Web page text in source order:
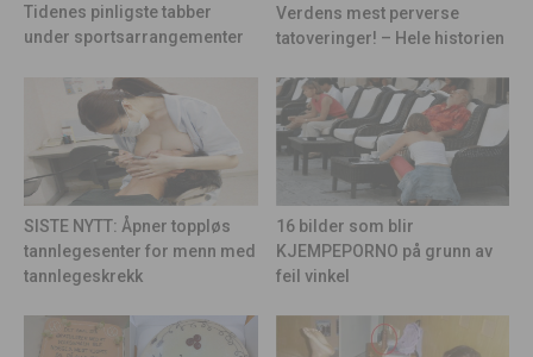
Tidenes pinligste tabber
under sportsarrangementer
Verdens mest perverse
tatoveringer! – Hele historien
SISTE NYTT: Åpner toppløs
tannlegesenter for menn med
tannlegeskrekk
16 bilder som blir
KJEMPEPORNO på grunn av
feil vinkel